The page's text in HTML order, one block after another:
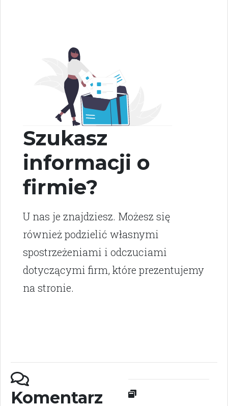
Szukasz
informacji o
firmie?
U nas je znajdziesz. Możesz się
również podzielić własnymi
spostrzeżeniami i odczuciami
dotyczącymi firm, które prezentujemy
na stronie.
Komentarz